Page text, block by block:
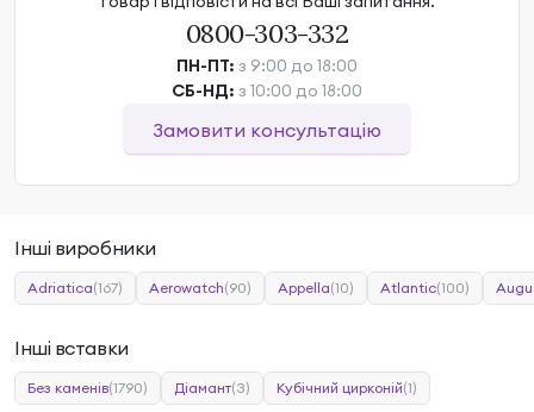
0800-303-332
ПН-ПТ: з 9:00 до 18:00
СБ-НД: з 10:00 до 18:00
Замовити консультацію
Інші виробники
Adriatica(167) Aerowatch(90) Appella(10) Atlantic(100)
Інші вставки
Без каменів(1790) Діамант(3) Кубічний цирконій(1)